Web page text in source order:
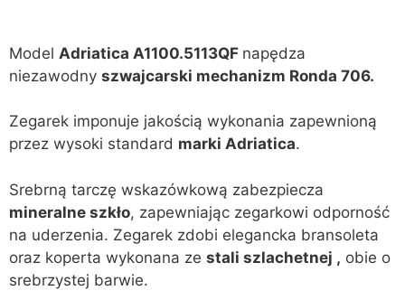
Model Adriatica A1100.5113QF napędza
niezawodny szwajcarski mechanizm Ronda 706.
Zegarek imponuje jakością wykonania zapewnioną
przez wysoki standard marki Adriatica.
Srebrną tarczę wskazówkową zabezpiecza
mineralne szkło, zapewniając zegarkowi odporność
na uderzenia. Zegarek zdobi elegancka bransoleta
oraz koperta wykonana ze stali szlachetnej , obie o
srebrzystej barwie.